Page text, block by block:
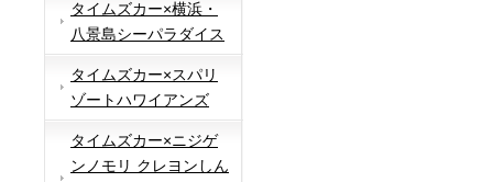
タイムズカー×横浜・
八景島シーパラダイス
タイムズカー×スパリ
ゾートハワイアンズ
タイムズカー×ニジゲ
ンノモリ クレヨンしん